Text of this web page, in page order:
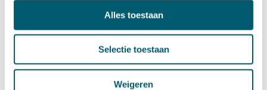
Alles toestaan
Selectie toestaan
Weigeren
september (14)
juli (19)